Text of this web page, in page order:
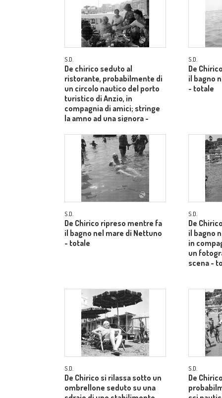
S.D.
De chirico seduto al
ristorante, probabilmente di
un circolo nautico del porto
turistico di Anzio, in
compagnia di amici; stringe
la amno ad una signora -
S.D.
De
il bagno
- totale
S.D.
De Chirico ripreso mentre fa
il bagno nel mare di Nettuno
- totale
S.D.
De
il bagno
in
un
scena -
S.D.
De Chirico si rilassa sotto un
ombrellone seduto su una
S.D.
De